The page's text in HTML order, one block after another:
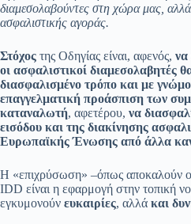
διαμεσολαβούντες στη χώρα μας,
ασφαλιστικής αγοράς.
Στόχος της Οδηγίας είναι, αφενός, να
οι ασφαλιστικοί διαμεσολαβητές
διασφαλισμένο τρόπο και με
επαγγελματική προάσπιση των
καταναλωτή, αφετέρου, να
εισόδου και της διακίνησης
Ευρωπαϊκής Ένωσης από άλλα
Η «επιχρύσωση» –όπως αποκαλούν
IDD είναι η εφαρμογή στην τοπική
εγκυμονούν ευκαιρίες, αλλά και